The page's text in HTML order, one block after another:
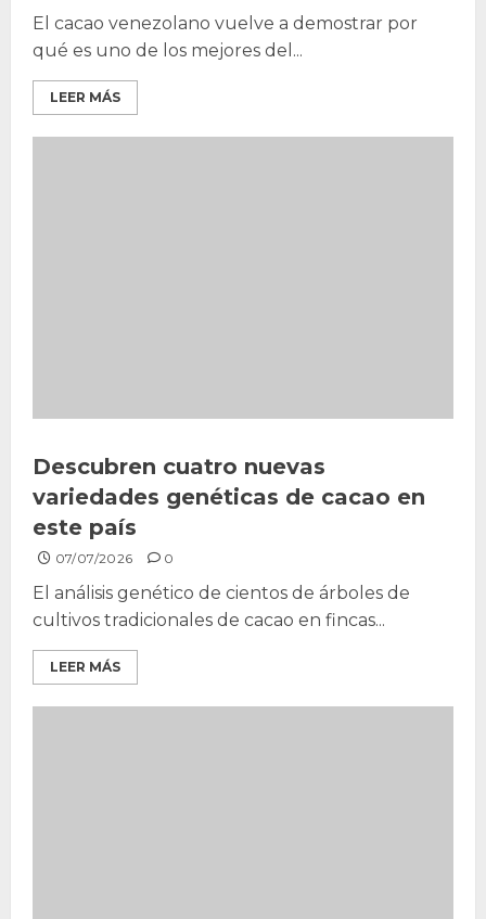
El cacao venezolano vuelve a demostrar por
qué es uno de los mejores del...
LEER MÁS
Descubren cuatro nuevas
variedades genéticas de cacao en
este país
07/07/2026 0
El análisis genético de cientos de árboles de
cultivos tradicionales de cacao en fincas...
LEER MÁS